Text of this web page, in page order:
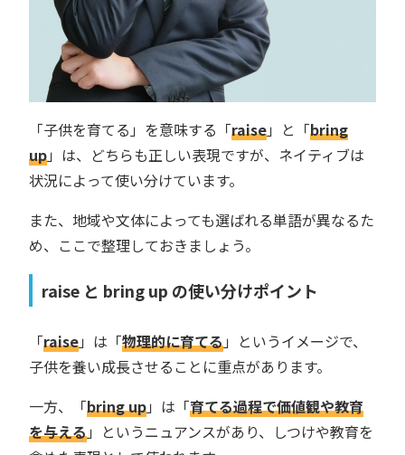
「子供を育てる」を意味する「raise」と「bring
up」は、どちらも正しい表現ですが、ネイティブは
状況によって使い分けています。
また、地域や文体によっても選ばれる単語が異なるた
め、ここで整理しておきましょう。
raise と bring up の使い分けポイント
「raise」は「物理的に育てる」というイメージで、
子供を養い成長させることに重点があります。
一方、「bring up」は「育てる過程で価値観や教育
を与える」というニュアンスがあり、しつけや教育を